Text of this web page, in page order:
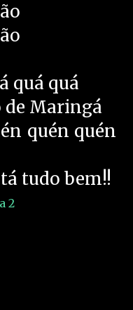
quá quá
de Maringá
quén quén
tudo bem!!
2